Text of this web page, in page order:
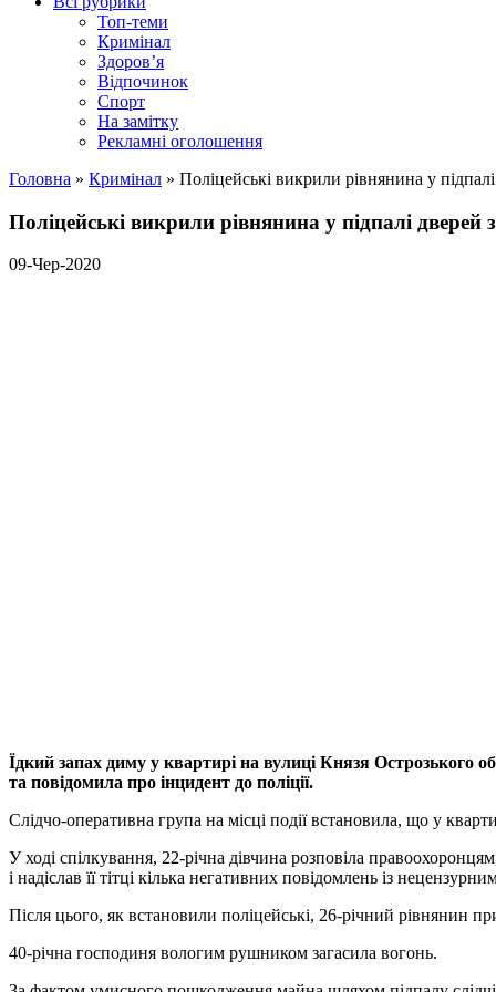
Топ-теми
Кримінал
Здоров’я
Відпочинок
Спорт
На замітку
Рекламні оголошення
Головна » Кримінал » Поліцейські викрили рівнянина у
Поліцейські викрили рівнянина у підпалі дверей
09-Чер-2020
Їдкий запах диму у квартирі на вулиці Князя Острозького
та повідомила про інцидент до поліції.
Слідчо-оперативна група на місці події встановила, що у
У ході спілкування, 22-річна дівчина розповіла
і надіслав її тітці кілька негативних повідомлень із
Після цього, як встановили поліцейські, 26-річний рівнянин
40-річна господиня вологим рушником загасила вогонь.